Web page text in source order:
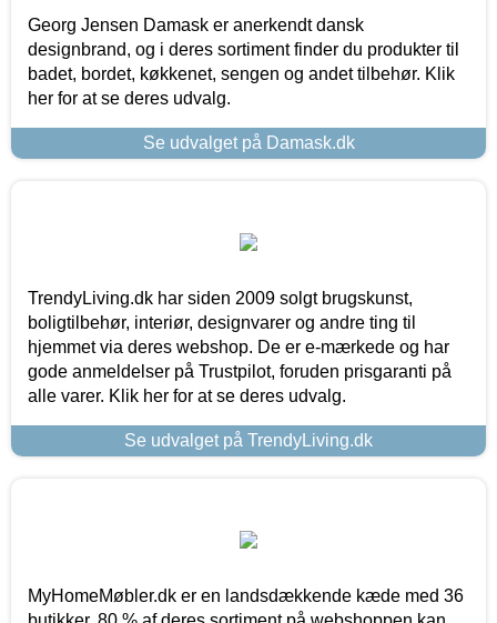
Georg Jensen Damask er anerkendt dansk
designbrand, og i deres sortiment finder du produkter til
badet, bordet, køkkenet, sengen og andet tilbehør. Klik
her for at se deres udvalg.
Se udvalget på Damask.dk
TrendyLiving.dk har siden 2009 solgt brugskunst,
boligtilbehør, interiør, designvarer og andre ting til
hjemmet via deres webshop. De er e-mærkede og har
gode anmeldelser på Trustpilot, foruden prisgaranti på
alle varer. Klik her for at se deres udvalg.
Se udvalget på TrendyLiving.dk
MyHomeMøbler.dk er en landsdækkende kæde med 36